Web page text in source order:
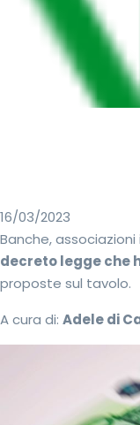
16/03/2023
Banche,
decreto legge che
proposte sul tavolo.
A cura di: Adele di